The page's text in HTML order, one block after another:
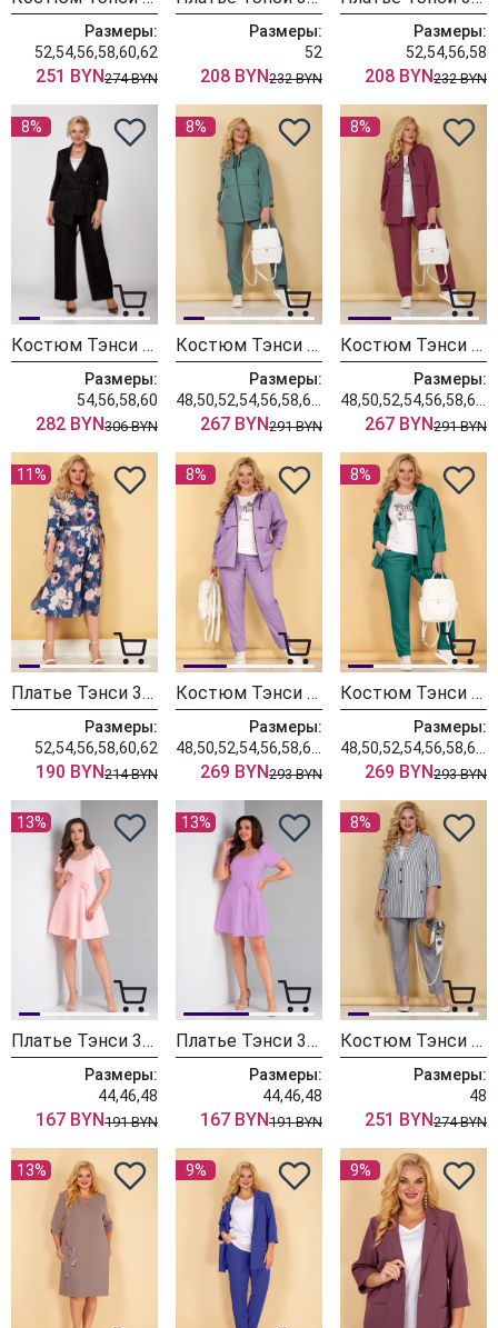
Размеры:
52,54,56,58,60,62
251 BYN274 BYN
Размеры:
52
208 BYN232 BYN
Размеры:
52,54,56,58
208 BYN232 BYN
8%
Костюм Тэнси 357 черный
Размеры:
54,56,58,60
282 BYN306 BYN
8%
Костюм Тэнси 353 серо-лазурный
Размеры:
267 BYN291 BYN
8%
Костюм Тэнси 353 рубиновый
Размеры:
267 BYN291 BYN
11%
Платье Тэнси 354
Размеры:
52,54,56,58,60,62
190 BYN214 BYN
8%
Костюм Тэнси 353 сирень
Размеры:
269 BYN293 BYN
8%
Костюм Тэнси 353 бирюза
Размеры:
269 BYN293 BYN
13%
Платье Тэнси 352 жемчужный розовый
Размеры:
44,46,48
167 BYN191 BYN
13%
Платье Тэнси 352 сирень
Размеры:
44,46,48
167 BYN191 BYN
8%
Костюм Тэнси 351
Размеры:
48
251 BYN274 BYN
13% 9% 9%